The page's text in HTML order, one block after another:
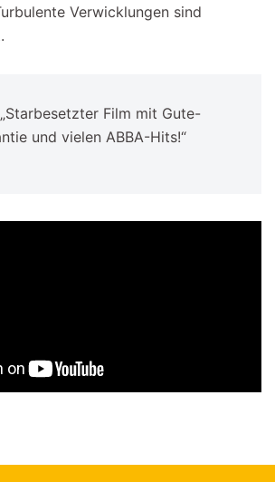
Verwicklungen sind
Film mit Gute-
und vielen ABBA-Hits!“